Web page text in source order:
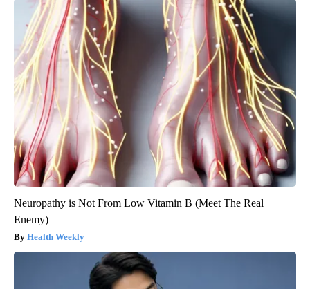
Neuropathy is Not From Low Vitamin B (Meet The Real
Enemy)
Health Weekly